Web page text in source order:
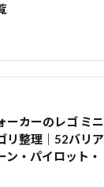
ーカーのレゴ ミニ
リ整理｜52バリア
ン・パイロット・